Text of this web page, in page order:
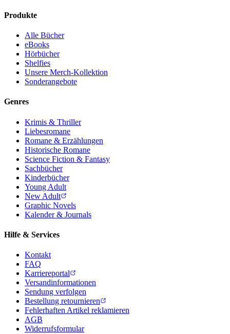
Produkte
Alle Bücher
eBooks
Hörbücher
Shelfies
Unsere Merch-Kollektion
Sonderangebote
Genres
Krimis & Thriller
Liebesromane
Romane & Erzählungen
Historische Romane
Science Fiction & Fantasy
Sachbücher
Kinderbücher
Young Adult
New Adult
Graphic Novels
Kalender & Journals
Hilfe & Services
Kontakt
FAQ
Karriereportal
Versandinformationen
Sendung verfolgen
Bestellung retournieren
Fehlerhaften Artikel reklamieren
AGB
Widerrufsformular